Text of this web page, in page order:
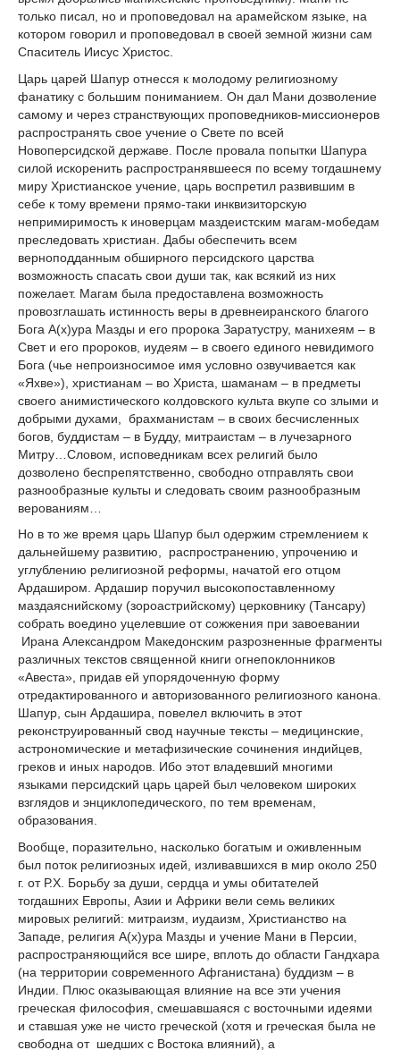
только писал, но и проповедовал на арамейском языке, на
котором говорил и проповедовал в своей земной жизни сам
Спаситель Иисус Христос.
Царь царей Шапур отнесся к молодому религиозному
фанатику с большим пониманием. Он дал Мани дозволение
самому и через странствующих проповедников-миссионеров
распространять свое учение о Свете по всей
Новоперсидской державе. После провала попытки Шапура
силой искоренить распространявшееся по всему тогдашнему
миру Христианское учение, царь воспретил развившим в
себе к тому времени прямо-таки инквизиторскую
непримиримость к иноверцам маздеистским магам-мобедам
преследовать христиан. Дабы обеспечить всем
верноподданным обширного персидского царства
возможность спасать свои души так, как всякий из них
пожелает. Магам была предоставлена возможность
провозглашать истинность веры в древнеиранского благого
Бога А(х)ура Мазды и его пророка Заратустру, манихеям – в
Свет и его пророков, иудеям – в своего единого невидимого
Бога (чье непроизносимое имя условно озвучивается как
«Яхве»), христианам – во Христа, шаманам – в предметы
своего анимистического колдовского культа вкупе со злыми и
добрыми духами, брахманистам – в своих бесчисленных
богов, буддистам – в Будду, митраистам – в лучезарного
Митру…Словом, исповедникам всех религий было
дозволено беспрепятственно, свободно отправлять свои
разнообразные культы и следовать своим разнообразным
верованиям…
Но в то же время царь Шапур был одержим стремлением к
дальнейшему развитию, распространению, упрочению и
углублению религиозной реформы, начатой его отцом
Ардаширом. Ардашир поручил высокопоставленному
маздаяснийскому (зороастрийскому) церковнику (Тансару)
собрать воедино уцелевшие от сожжения при завоевании
Ирана Александром Македонским разрозненные фрагменты
различных текстов священной книги огнепоклонников
«Авеста», придав ей упорядоченную форму
отредактированного и авторизованного религиозного канона.
Шапур, сын Ардашира, повелел включить в этот
реконструированный свод научные тексты – медицинские,
астрономические и метафизические сочинения индийцев,
греков и иных народов. Ибо этот владевший многими
языками персидский царь царей был человеком широких
взглядов и энциклопедического, по тем временам,
образования.
Вообще, поразительно, насколько богатым и оживленным
был поток религиозных идей, изливавшихся в мир около 250
г. от Р.Х. Борьбу за души, сердца и умы обитателей
тогдашних Европы, Азии и Африки вели семь великих
мировых религий: митраизм, иудаизм, Христианство на
Западе, религия А(х)ура Мазды и учение Мани в Персии,
распространяющийся все шире, вплоть до области Гандхара
(на территории современного Афганистана) буддизм – в
Индии. Плюс оказывающая влияние на все эти учения
греческая философия, смешавшаяся с восточными идеями
и ставшая уже не чисто греческой (хотя и греческая была не
свободна от шедших с Востока влияний), а